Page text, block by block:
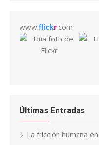
www.flickr.com
Últimas Entradas
La fricción humana